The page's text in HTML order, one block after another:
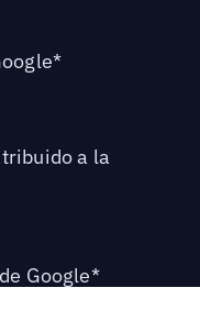
a la
Google*